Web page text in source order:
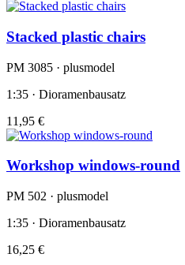
Stacked plastic chairs
PM 3085 · plusmodel
1:35 · Dioramenbausatz
11,95 €
Workshop windows-round
PM 502 · plusmodel
1:35 · Dioramenbausatz
16,25 €